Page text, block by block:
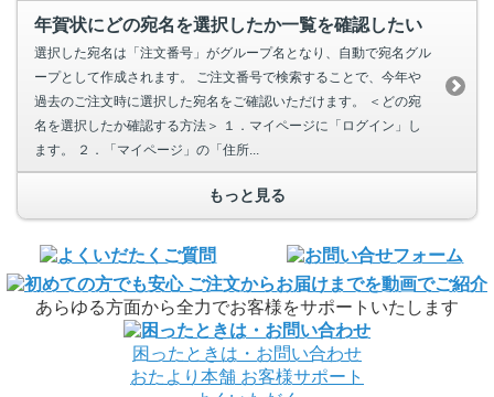
年賀状にどの宛名を選択したか一覧を確認したい
選択した宛名は「注文番号」がグループ名となり、自動で宛名グル
ープとして作成されます。 ご注文番号で検索することで、今年や
過去のご注文時に選択した宛名をご確認いただけます。 ＜どの宛
名を選択したか確認する方法＞ １．マイページに「ログイン」し
ます。 ２．「マイページ」の「住所...
もっと見る
あらゆる方面から全力でお客様をサポートいたします
困ったときは・お問い合わせ
おたより本舗 お客様サポート